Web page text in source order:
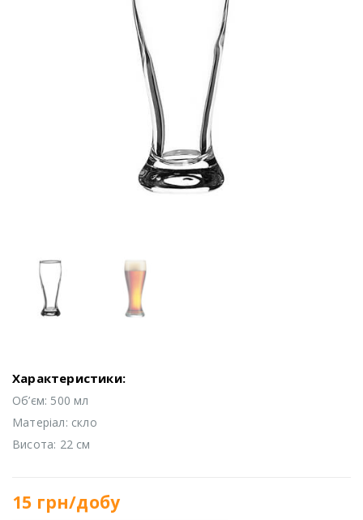
Характеристики:
Об’єм: 500 мл
Матеріал: скло
Висота: 22 см
15 грн/добу